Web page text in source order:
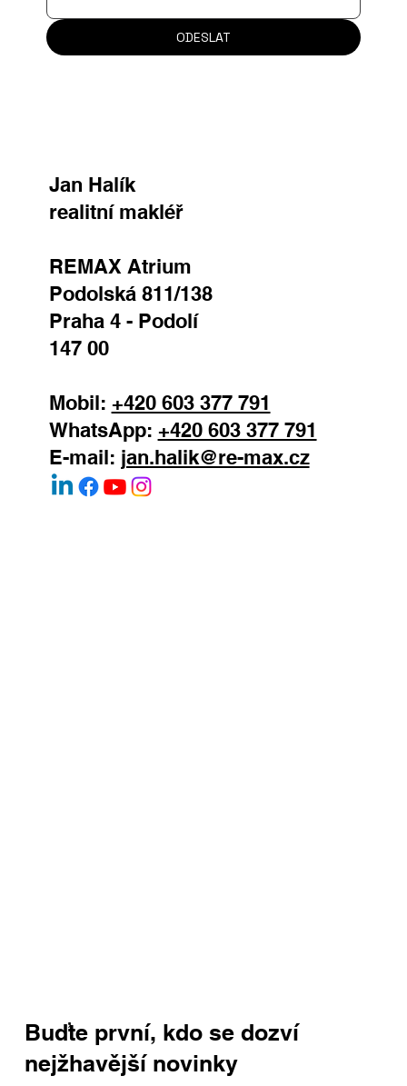
ODESLAT
Jan Halík
realitní makléř
REMAX Atrium
Podolská 811/138
Praha 4 - Podolí
147 00
Mobil: +420 603 377 791
WhatsApp: +420 603 377 791
E-mail: jan.halik@re-max.cz
Buďte první, kdo se dozví
nejžhavější novinky